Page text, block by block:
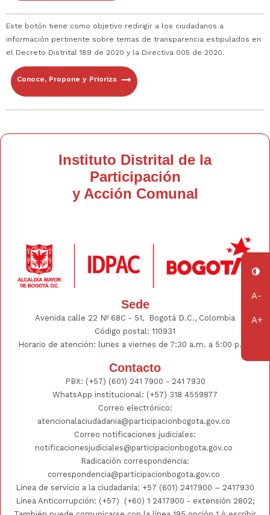
Este botón tiene como objetivo redirigir a los ciudadanos a
información pertinente sobre temas de transparencia estipulados en
el Decreto Distrital 189 de 2020 y la Directiva 005 de 2020.
Conoce, Propone y Prioriza
Instituto Distrital de la
Participación
y Acción Comunal
Sede
Avenida calle 22 Nº 68C - 51, Bogotá D.C., Colombia
Código postal: 110931
Horario de atención: lunes a viernes de 7:30 a.m. a 5:00 p.m.
Contacto
PBX: (+57) (601) 241 7900 - 241 7930
WhatsApp institucional: (+57) 318 4559877
Correo electrónico:
atencionalaciudadania@participacionbogota.gov.co
Correo notificaciones judiciales:
notificacionesjudiciales@participacionbogota.gov.co
Radicación correspondencia:
correspondencia@participacionbogota.gov.co
Línea de servicio a la ciudadanía: +57 (601) 2417900 – 2417930
Línea Anticorrupción: (+57)
(+60) 1 2417900 - extensión 2802;